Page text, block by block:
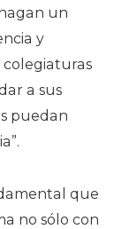
un
y
colegiaturas
a sus
puedan
que
no sólo con